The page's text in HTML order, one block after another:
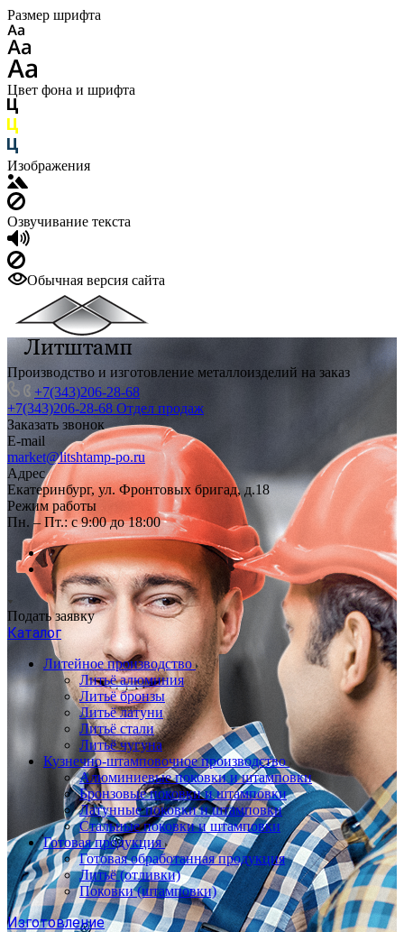
Размер шрифта
Цвет фона и шрифта
Изображения
Озвучивание текста
Обычная версия сайта
Производство и изготовление металлоизделий на заказ
+7(343)206-28-68
+7(343)206-28-68 Отдел продаж
Заказать звонок
E-mail
market@litshtamp-po.ru
Адрес
Екатеринбург, ул. Фронтовых бригад, д.18
Режим работы
Пн. – Пт.: с 9:00 до 18:00
Подать заявку
Каталог
Литейное производство
Литьё алюминия
Литьё бронзы
Литьё латуни
Литьё стали
Литьё чугуна
Кузнечно-штамповочное производство
Алюминиевые поковки и штамповки
Бронзовые поковки и штамповки
Латунные поковки и штамповки
Стальные поковки и штамповки
Готовая продукция
Готовая обработанная продукция
Литьё (отливки)
Поковки (штамповки)
Изготовление